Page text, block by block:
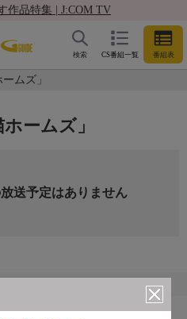
作品特集 | J:COM TV
CS番組一覧 番組表
検索
ムズ」
ームズ」
送予定はありません